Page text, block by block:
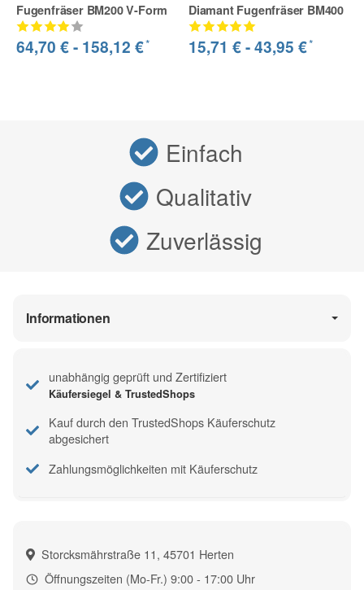
Fugenfräser BM200 V-Form
64,70 € - 158,12 €*
Diamant Fugenfräser BM400
15,71 € -43,95 €*
Einfach
Qualitativ
Zuverlässig
Storcksmährstraße 11, 45701 Herten
Öffnungszeiten (Mo-Fr.) 9:00 - 17:00 Uhr
Informationen
unabhängig geprüft und Zertifiziert
Käufersiegel & TrustedShops
Kauf durch den TrustedShops Käuferschutz
abgesichert
Zahlungsmöglichkeiten mit Käuferschutz